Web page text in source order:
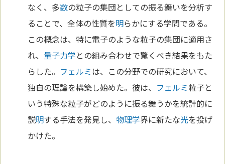
なく、多数の粒子の集団としての振る舞いを分析す
ることで、全体の性質を明らかにする学問である。
この概念は、特に電子のような粒子の集団に適用さ
れ、 量子力学との組み合わせで驚くべき結果をもた
らした。 フェルミは、この分野での研究において、
独自の理論を構築し始めた。彼は、 フェルミ粒子と
いう特殊な粒子がどのように振る舞うかを統計的に
説明する手法を発見し、 物理学界に新たな光を投げ
かけた。